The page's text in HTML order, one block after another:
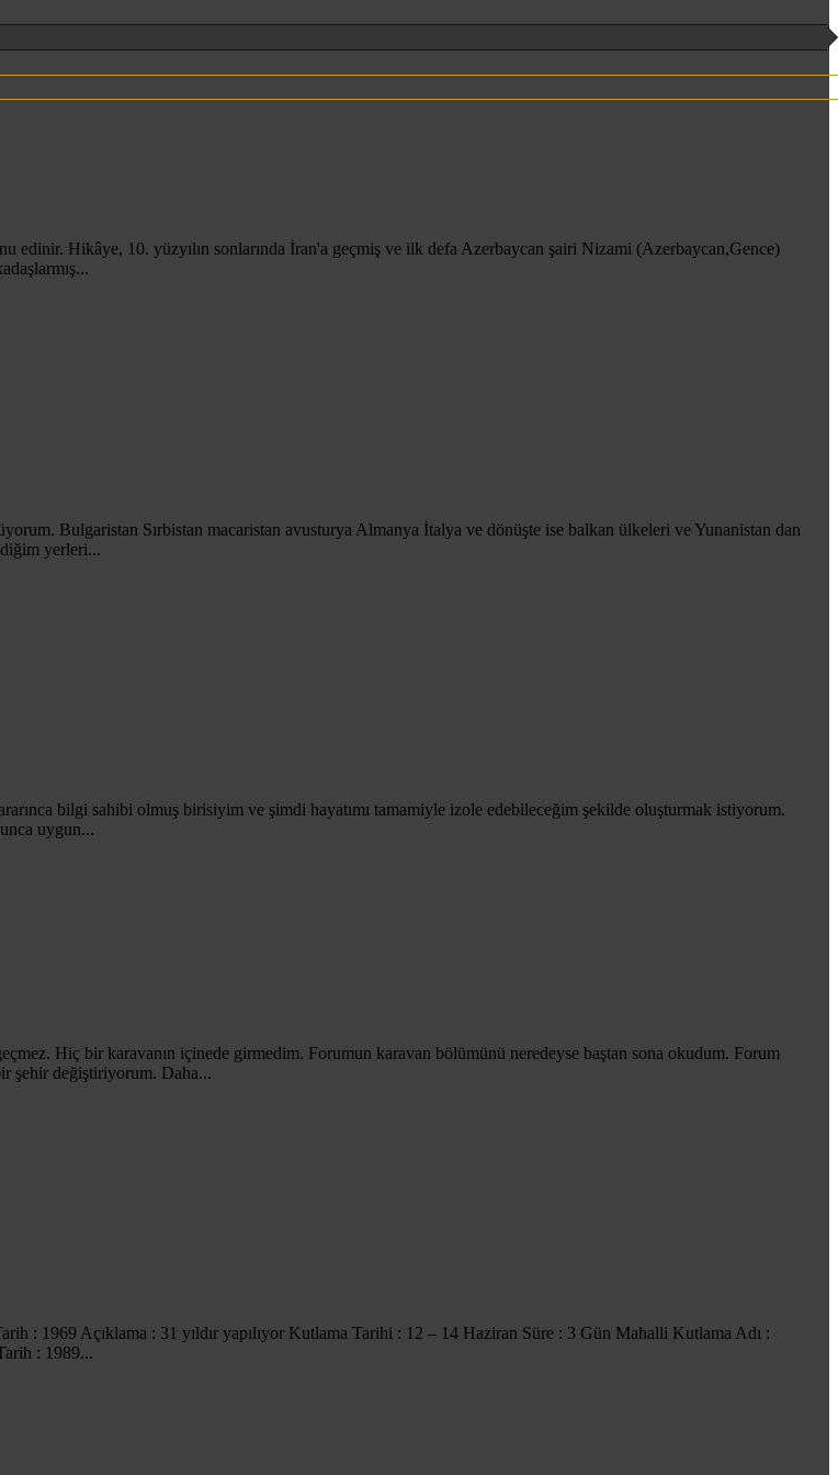
edinir. Hikâye, 10. yüzyılın sonlarında İran'a geçmiş ve ilk defa Azerbaycan şairi Nizami (Azerbaycan,Gence)
Bulgaristan Sırbistan macaristan avusturya Almanya İtalya ve dönüşte ise balkan ülkeleri ve Yunanistan dan
yerleri...
bilgi sahibi olmuş birisiyim ve şimdi hayatımı tamamiyle izole edebileceğim şekilde oluşturmak istiyorum.
uygun...
Hiç bir karavanın içinede girmedim. Forumun karavan bölümünü neredeyse baştan sona okudum. Forum
şehir değiştiriyorum. Daha...
: 1969 Açıklama : 31 yıldır yapılıyor Kutlama Tarihi : 12 – 14 Haziran Süre : 3 Gün Mahalli Kutlama Adı :
: 1989...